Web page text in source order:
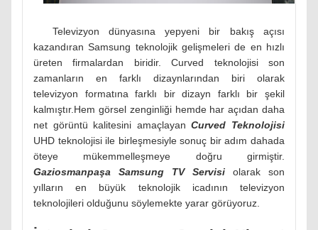
Televizyon dünyasına yepyeni bir bakış açısı
kazandıran Samsung teknolojik gelişmeleri de en hızlı
üreten firmalardan biridir. Curved teknolojisi son
zamanların en farklı dizaynlarından biri olarak
televizyon formatına farklı bir dizayn farklı bir şekil
kalmıştır.Hem görsel zenginliği hemde har açıdan daha
net görüntü kalitesini amaçlayanCurved Teknolojisi
UHD teknolojisi ile birleşmesiyle sonuç bir adım dahada
öteye mükemmelleşmeye doğru girmiştir.
Gaziosmanpaşa Samsung TV Servisi olarak son
yılların en büyük teknolojik icadının televizyon
teknolojileri olduğunu söylemekte yarar görüyoruz.